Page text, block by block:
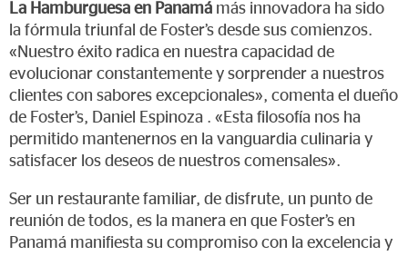
La Hamburguesa en Panamá más innovadora ha sido
la fórmula triunfal de Foster’s desde sus comienzos.
«Nuestro éxito radica en nuestra capacidad de
evolucionar constantemente y sorprender a nuestros
clientes con sabores excepcionales», comenta el dueño
de Foster’s, Daniel Espinoza . «Esta filosofía nos ha
permitido mantenernos en la vanguardia culinaria y
satisfacer los deseos de nuestros comensales».
Ser un restaurante familiar, de disfrute, un punto de
reunión de todos, es la manera en que Foster’s en
Panamá manifiesta su compromiso con la excelencia y